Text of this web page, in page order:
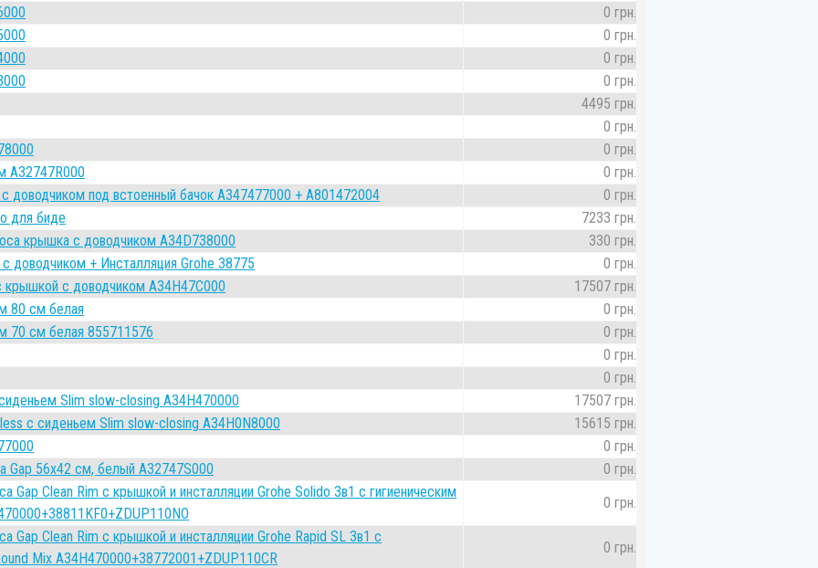
0 грн.
0 грн.
0 грн.
0 грн.
4495 грн.
0 грн.
0 грн.
A32747R000
0 грн.
доводчиком под встоенный бачок A347477000 + A801472004
0 грн.
для биде
7233 грн.
крышка с доводчиком A34D738000
330 грн.
доводчиком + Инсталляция Grohe 38775
0 грн.
крышкой с доводчиком A34H47C000
17507 грн.
80 см белая
0 грн.
70 см белая 855711576
0 грн.
0 грн.
0 грн.
Slim slow-closing A34H470000
17507 грн.
с сиденьем Slim slow-closing A34H0N8000
15615 грн.
0 грн.
Gap 56х42 см, белый A32747S000
0 грн.
Gap Clean Rim с крышкой и инсталляции Grohe Solido 3в1 с гигиеническим
0 грн.
Gap Clean Rim с крышкой и инсталляции Grohe Rapid SL 3в1 с
Mix A34H470000+38772001+ZDUP110CR
0 грн.